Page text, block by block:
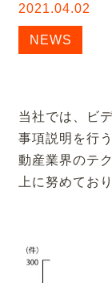
2021.04.02
NEWS
当社では、ビ
事項説明を行
動産業界のテ
上に努めてお